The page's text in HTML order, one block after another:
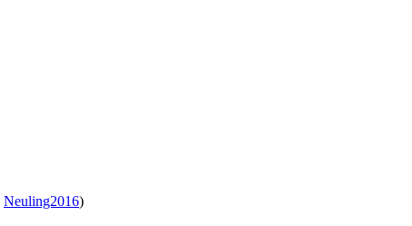
Neuling2016)